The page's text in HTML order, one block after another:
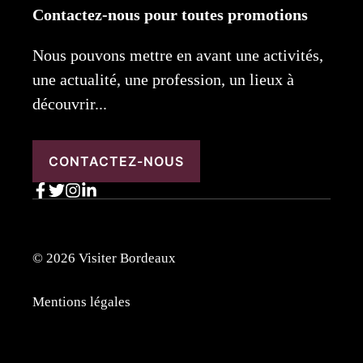
Contactez-nous pour toutes promotions
Nous pouvons mettre en avant une activités,
une actualité, une profession, un lieux à
découvrir...
CONTACTEZ-NOUS
© 2026 Visiter Bordeaux
Mentions légales